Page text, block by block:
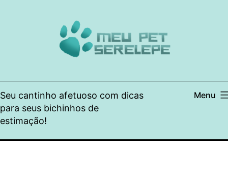
Seu cantinho afetuoso com dicas
para seus bichinhos de
estimação!
Menu